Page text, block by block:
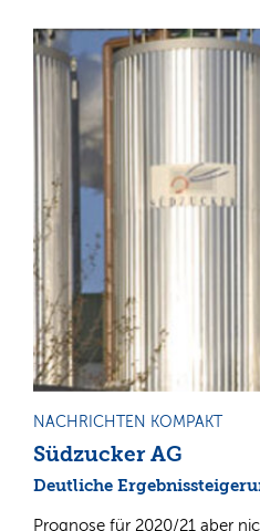
NACHRICHTEN KOMPAKT
Südzucker AG
Deutliche
Prognose für 2020/21 aber